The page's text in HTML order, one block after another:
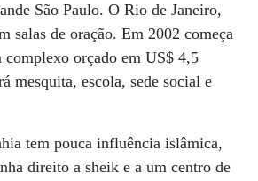
São Paulo. O Rio de Janeiro,
salas de oração. Em 2002 começa
complexo orçado em US$ 4,5
mesquita, escola, sede social e
tem pouca influência islâmica,
direito a sheik e a um centro de